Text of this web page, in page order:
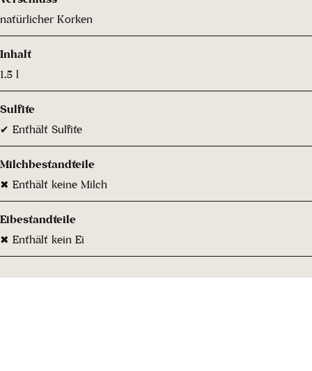
natürlicher Korken
Inhalt
1.5 l
Sulfite
✔ Enthält Sulfite
Milchbestandteile
✖ Enthält keine Milch
Eibestandteile
✖ Enthält kein Ei